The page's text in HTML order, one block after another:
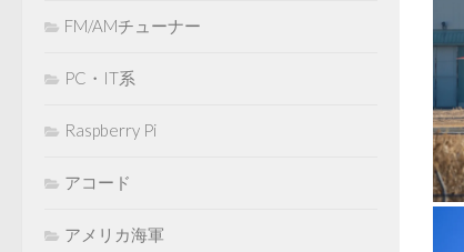
FM/AMチューナー
PC・IT系
Raspberry Pi
アコード
アメリカ海軍